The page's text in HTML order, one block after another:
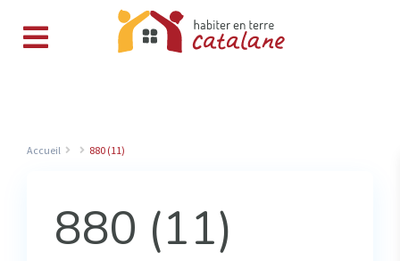
Accueil 880 (11)
880 (11)